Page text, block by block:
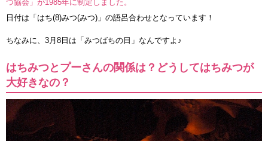
つ協会」が1985年に制定しました。
日付は「はち(8)みつ(みつ)」の語呂合わせとなっています！
ちなみに、3月8日は「みつばちの日」なんですよ♪
はちみつとプーさんの関係は？どうしてはちみつが
大好きなの？